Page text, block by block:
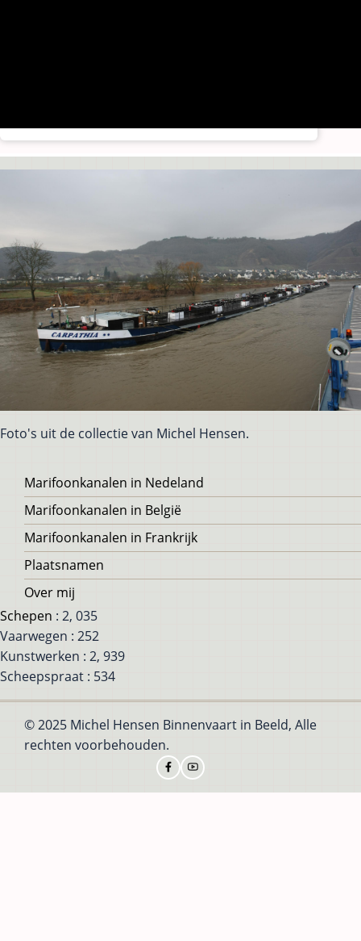
Foto's uit de collectie van Michel Hensen.
Voet
Marifoonkanalen in Nedeland
Marifoonkanalen in België
Marifoonkanalen in Frankrijk
Plaatsnamen
Over mij
Schepen : 2, 035
Vaarwegen : 252
Kunstwerken : 2, 939
Scheepspraat : 534
© 2025 Michel Hensen Binnenvaart in Beeld, Alle
rechten voorbehouden.